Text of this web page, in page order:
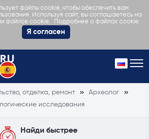
файлы cookie, чтобы обеспечить вам
Используя сайт, вы соглашаетесь на
файлов cookie.
Подробнее о файлах cookie.
Я согласен
отделка, ремонт
Археолог
исследования
Найди быстрее